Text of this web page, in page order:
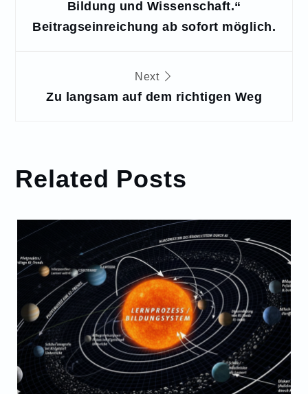
Bildung und Wissenschaft.“
Beitragseinreichung ab sofort möglich.
Next
Zu langsam auf dem richtigen Weg
Related Posts